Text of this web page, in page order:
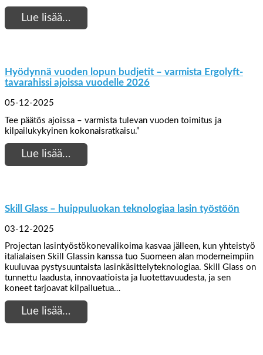
Lue lisää…
Hyödynnä vuoden lopun budjetit – varmista Ergolyft-
tavarahissi ajoissa vuodelle 2026
05-12-2025
Tee päätös ajoissa – varmista tulevan vuoden toimitus ja
kilpailukykyinen kokonaisratkaisu.”
Lue lisää…
Skill Glass – huippuluokan teknologiaa lasin työstöön
03-12-2025
Projectan lasintyöstökonevalikoima kasvaa jälleen, kun yhteistyö
italialaisen Skill Glassin kanssa tuo Suomeen alan moderneimpiin
kuuluvaa pystysuuntaista lasinkäsittelyteknologiaa. Skill Glass on
tunnettu laadusta, innovaatioista ja luotettavuudesta, ja sen
koneet tarjoavat kilpailuetua…
Lue lisää…